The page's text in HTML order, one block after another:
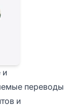
и
переводы
и